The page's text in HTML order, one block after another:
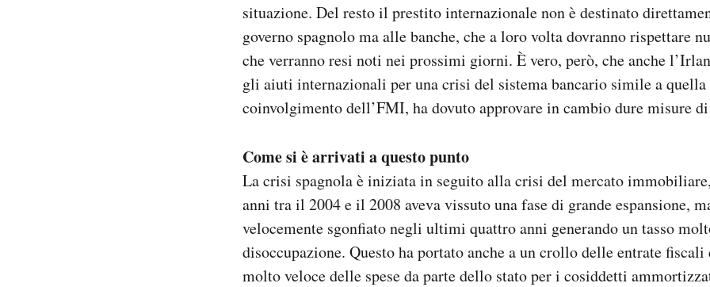
situazione. Del resto il prestito internazionale non è destinato
governo spagnolo ma alle banche, che a loro volta dovranno rispettare
che verranno resi noti nei prossimi giorni. È vero, però, che anche
gli aiuti internazionali per una crisi del sistema bancario simile a
coinvolgimento dell’FMI, ha dovuto approvare in cambio dure misure
Come si è arrivati a questo punto
La crisi spagnola è iniziata in seguito alla crisi del mercato
anni tra il 2004 e il 2008 aveva vissuto una fase di grande espansione,
velocemente sgonfiato negli ultimi quattro anni generando un tasso
disoccupazione. Questo ha portato anche a un crollo delle entrate fiscali
molto veloce delle spese da parte dello stato per i cosiddetti